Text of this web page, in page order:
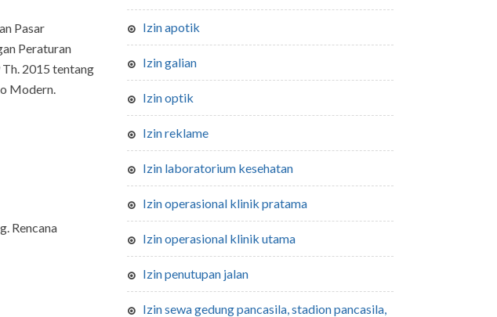
Pasar
Peraturan
2015 tentang
Modern.
Rencana
izin apotik
izin galian
izin optik
izin reklame
izin laboratorium kesehatan
izin operasional klinik pratama
izin operasional klinik utama
izin penutupan jalan
izin sewa gedung pancasila, stadion pancasila,